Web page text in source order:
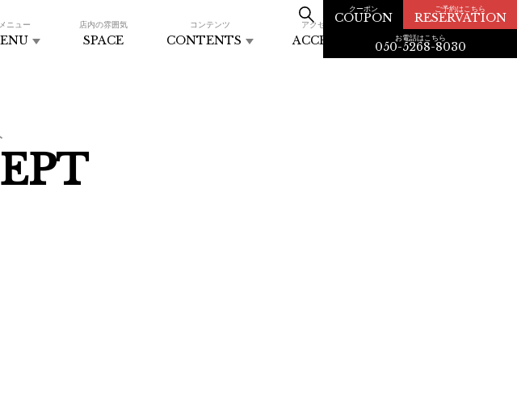
クーポン
COUPON
ご予約はこちら
RESERVATION
お電話はこちら
050-5268-8030
メニュー 店内の雰囲気
SPACE
コンテンツ
CONTENTS
アクセス
ACCESS